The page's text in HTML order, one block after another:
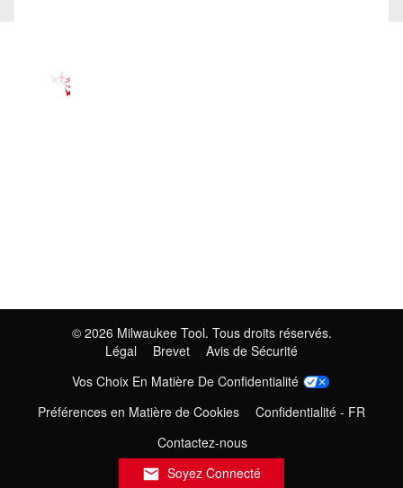
Soyez Connecté
© 2026 Milwaukee Tool. Tous droits réservés.
Légal
Brevet
Avis de Sécurité
Vos Choix En Matière De Confidentialité
Préférences en Matière de Cookies
Confidentialité - FR
Contactez-nous